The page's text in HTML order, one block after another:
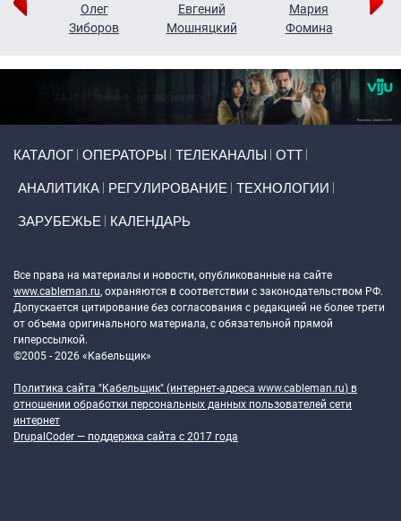
Олег
Зиборов
Евгений
Мошняцкий
Мария
Фомина
КАТАЛОГ ОПЕРАТОРЫ ТЕЛЕКАНАЛЫ ОТТ
АНАЛИТИКА РЕГУЛИРОВАНИЕ ТЕХНОЛОГИИ
ЗАРУБЕЖЬЕ КАЛЕНДАРЬ
Все права на материалы и новости, опубликованные на сайте
www.cableman.ru, охраняются в соответствии с законодательством РФ.
Допускается цитирование без согласования с редакцией не более трети
от объема оригинального материала, с обязательной прямой
гиперссылкой.
©2005 - 2026 «Кабельщик»
Политика сайта "Кабельщик" (интернет-адреса www.cableman.ru) в
отношении обработки персональных данных пользователей сети
интернет
DrupalCoder — поддержка сайта c 2017 года